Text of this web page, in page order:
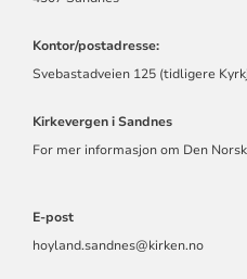
Kontor/postadresse:
Svebastadveien 125 (tidligere
Kirkevergen i Sandnes
For mer informasjon om Den
E-post
hoyland.sandnes@kirken.no